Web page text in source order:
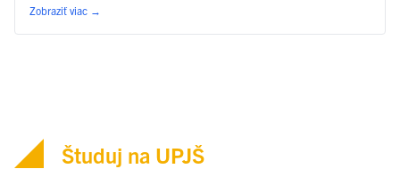
Zobraziť viac →
Študuj na UPJŠ